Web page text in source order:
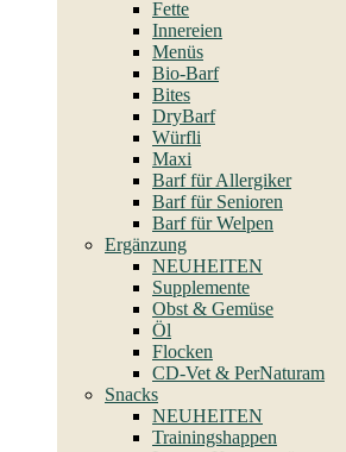
Fette
Innereien
Menüs
Bio-Barf
Bites
DryBarf
Würfli
Maxi
Barf für Allergiker
Barf für Senioren
Barf für Welpen
Ergänzung
NEUHEITEN
Supplemente
Obst & Gemüse
Öl
Flocken
CD-Vet & PerNaturam
Snacks
NEUHEITEN
Trainingshappen